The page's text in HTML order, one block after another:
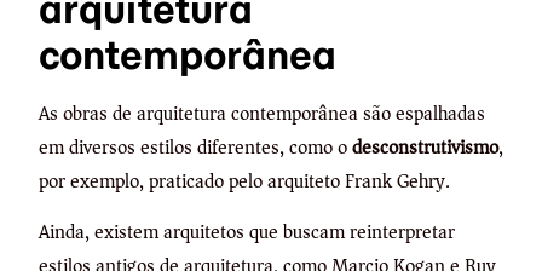
contemporânea
As obras de arquitetura contemporânea são espalhadas
em diversos estilos diferentes, como odesconstrutivismo,
por exemplo, praticado pelo arquiteto Frank Gehry.
Ainda, existem arquitetos que buscam reinterpretar